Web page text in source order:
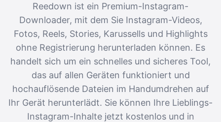
Reedown ist ein Premium-Instagram-
Downloader, mit dem Sie Instagram-Videos,
Fotos, Reels, Stories, Karussells und Highlights
ohne Registrierung herunterladen können. Es
handelt sich um ein schnelles und sicheres Tool,
das auf allen Geräten funktioniert und
hochauflösende Dateien im Handumdrehen auf
Ihr Gerät herunterlädt. Sie können Ihre Lieblings-
Instagram-Inhalte jetzt kostenlos und in